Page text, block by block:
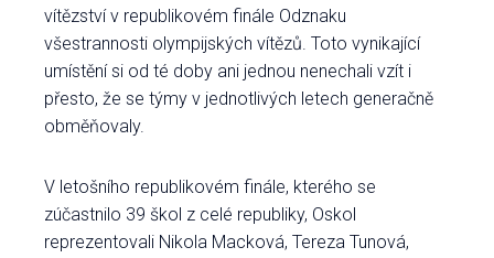
vítězství v republikovém finále Odznaku
všestrannosti olympijských vítězů. Toto vynikající
umístění si od té doby ani jednou nenechali vzít i
přesto, že se týmy v jednotlivých letech generačně
obměňovaly.
V letošního republikovém finále, kterého se
zúčastnilo 39 škol z celé republiky, Oskol
reprezentovali Nikola Macková, Tereza Tunová,